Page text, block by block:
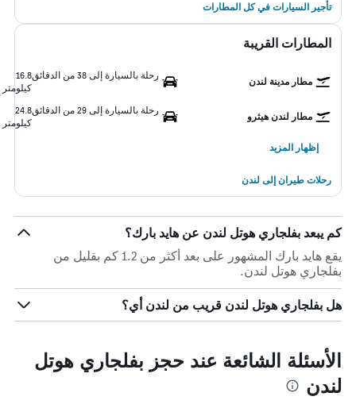
تأجير السيارات في كل المطارات
المطارات القريبة
مطار مدينة لندن
رحلة بالسيارة إلى 38 من الدقائق
16.8
كيلومتر
مطار لندن هيثرو
رحلة بالسيارة إلى 29 من الدقائق
24.8
كيلومتر
إظهار المزيد
رحلات طيران إلى لندن
كم يبعد بفلجاري هوتل لندن عن هايد بارك؟
يقع هايد بارك المشهور على بعد أكثر من 1.2 كم بقليل من
بفلجاري هوتل لندن.
هل بفلجاري هوتل لندن قريب من لندن أي؟
الأسئلة الشائعة عند حجز بفلجاري هوتل
لندن